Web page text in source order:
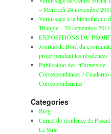
– Mercredi 24 novembre 2011
Vernissage à la bibliothèque
Triangle – 20 septembre 2011.
EXPOSITIONS DU
Journal de Bord du
projet pendant les résidences
Publication des “Carnets de
Correspondances / Cuaderno
Correspondancias”
Categories
Blog
Carnet de résidence de
Le Strat